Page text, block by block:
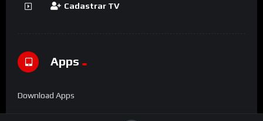
Cadastrar TV
Apps
Download Apps